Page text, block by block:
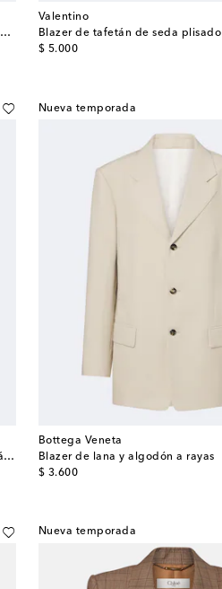
Blazer cruzado de lana a cuadros Príncipe de Gales
Valentino
Blazer de tafetán de seda plisado
$ 5.000
original price
Blazer cruzado de lana virgen con raya diplomática
Nueva temporada
Bottega Veneta
Blazer de lana y algodón a rayas
$ 3.600
original price
Nueva temporada